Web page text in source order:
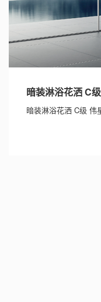
暗装淋浴花洒 C
暗装淋浴花洒 C级 伟